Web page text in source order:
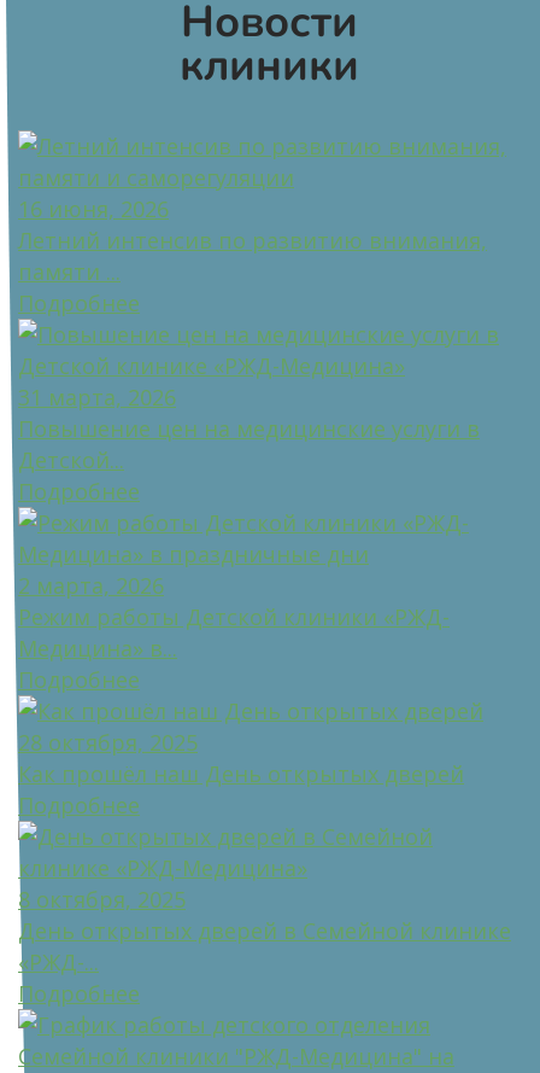
Новости
клиники
16 июня, 2026
Летний интенсив по развитию внимания,
памяти ...
Подробнее
31 марта, 2026
Повышение цен на медицинские услуги в
Детской...
Подробнее
2 марта, 2026
Режим работы Детской клиники «РЖД-
Медицина» в...
Подробнее
28 октября, 2025
Как прошёл наш День открытых дверей
Подробнее
8 октября, 2025
День открытых дверей в Семейной клинике
«РЖД-...
Подробнее